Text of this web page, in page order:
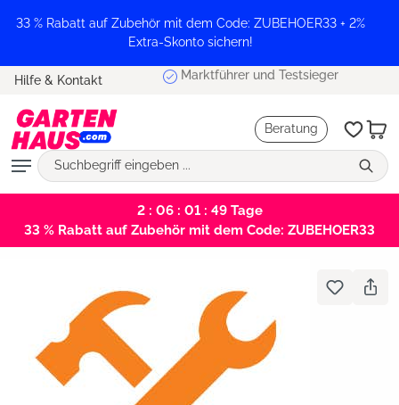
springen
33 % Rabatt auf Zubehör mit dem Code: ZUBEHOER33 + 2%
Extra-Skonto sichern!
Hilfe & Kontakt Marktführer und Testsieger
Beratung
2 : 06 : 01 : 49Tage
33 % Rabatt auf Zubehör mit dem Code: ZUBEHOER33